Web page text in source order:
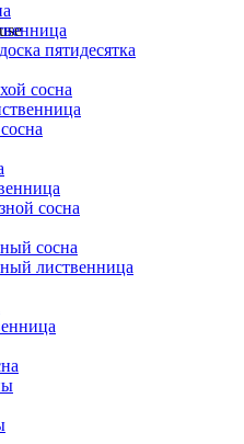
пятидесятка
сосна
сосна
сосна
лиственница